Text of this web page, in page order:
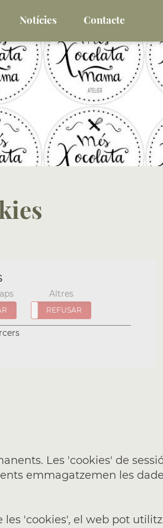
Notícies Contacte
Altres
REFUSAR
Les 'cookies' de
emmagatzemen les
'cookies', el web pot